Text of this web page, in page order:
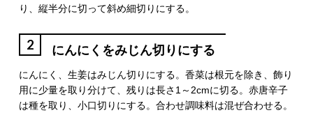
り、縦半分に切って斜め細切りにする。
2 にんにくをみじん切りにする
にんにく、生姜はみじん切りにする。香菜は根元を除き、飾り
用に少量を取り分けて、残りは長さ1～2cmに切る。赤唐辛子
は種を取り、小口切りにする。合わせ調味料は混ぜ合わせる。